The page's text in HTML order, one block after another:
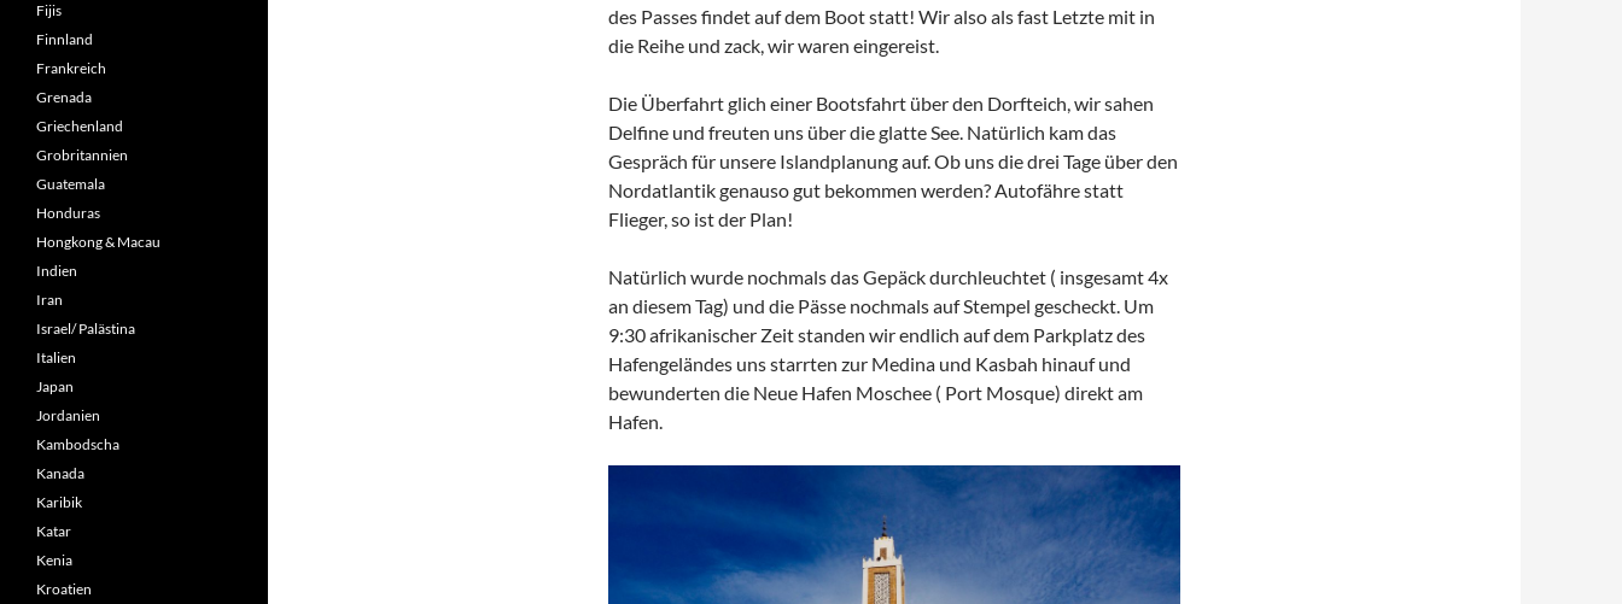
des Passes findet auf dem Boot statt! Wir also als fast Letzte mit in
die Reihe und zack, wir waren eingereist.
Die Überfahrt glich einer Bootsfahrt über den Dorfteich, wir sahen
Delfine und freuten uns über die glatte See. Natürlich kam das
Gespräch für unsere Islandplanung auf. Ob uns die drei Tage über den
Nordatlantik genauso gut bekommen werden? Autofähre statt
Flieger, so ist der Plan!
Natürlich wurde nochmals das Gepäck durchleuchtet ( insgesamt 4x
an diesem Tag) und die Pässe nochmals auf Stempel gescheckt. Um
9:30 afrikanischer Zeit standen wir endlich auf dem Parkplatz des
Hafengeländes uns starrten zur Medina und Kasbah hinauf und
bewunderten die Neue Hafen Moschee ( Port Mosque) direkt am
Hafen.
Fijis
Finnland
Frankreich
Grenada
Griechenland
Grobritannien
Guatemala
Honduras
Hongkong & Macau
Indien
Iran
Israel/ Palästina
Italien
Japan
Jordanien
Kambodscha
Kanada
Karibik
Katar
Kenia
Kroatien